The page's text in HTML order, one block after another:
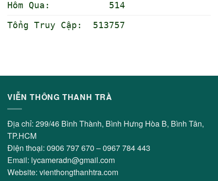
Hôm Qua: 514
Tổng Truy Cập: 513757
VIỄN THÔNG THANH TRÀ
Địa chỉ: 299/46 Bình Thành, Bình Hưng Hòa B, Bình Tân,
TP.HCM
Điện thoại: 0906 797 670 – 0967 784 443
Email: lycameradn@gmail.com
Website: vienthongthanhtra.com